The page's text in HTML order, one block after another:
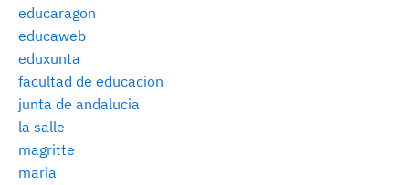
educaragon
educaweb
eduxunta
facultad de educacion
junta de andalucia
la salle
magritte
maria